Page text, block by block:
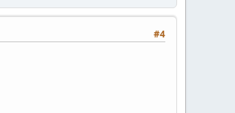
#4